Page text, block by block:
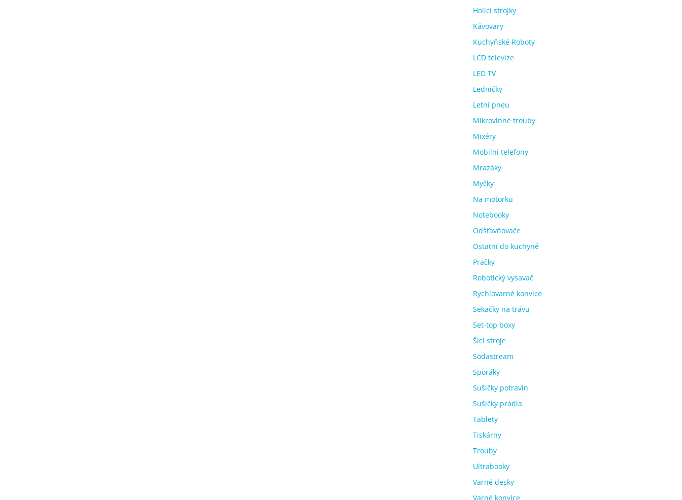
Holicí strojky
Kávovary
Kuchyňské Roboty
LCD televize
LED TV
Ledničky
Letní pneu
Mikrovlnné trouby
Mixéry
Mobilní telefony
Mrazáky
Myčky
Na motorku
Notebooky
Odšťavňovače
Ostatní do kuchyně
Pračky
Robotický vysavač
Rychlovarné konvice
Sekačky na trávu
Set-top boxy
Šicí stroje
Sodastream
Sporáky
Sušičky potravin
Sušičky prádla
Tablety
Tiskárny
Trouby
Ultrabooky
Varné desky
Varné konvice